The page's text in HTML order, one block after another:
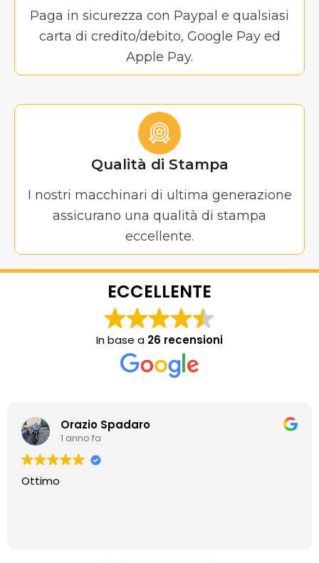
Paga in sicurezza con Paypal e qualsiasi
carta di credito/debito, Google Pay ed
Apple Pay.
Qualità di Stampa
I nostri macchinari di ultima generazione
assicurano una qualità di stampa
eccellente.
ECCELLENTE
In base a 26 recensioni
Orazio Spadaro
1 anno fa
Ottimo